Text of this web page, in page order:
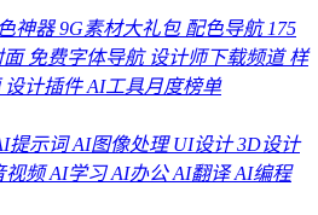
神器9G素材大礼包配色导航175
免费字体导航设计师下载频道样
设计插件AI工具月度榜单
提示词AI图像处理UI设计3D设计
频AI学习AI办公AI翻译AI编程